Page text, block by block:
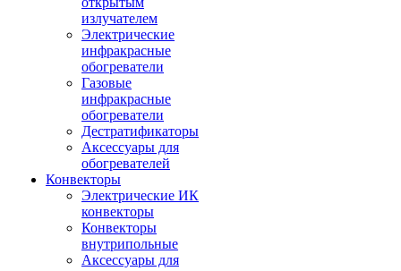
излучателем
Электрические
инфракрасные
обогреватели
Газовые
инфракрасные
обогреватели
Дестратификаторы
Аксессуары для
обогревателей
Конвекторы
Электрические ИК
конвекторы
Конвекторы
внутрипольные
Аксессуары для